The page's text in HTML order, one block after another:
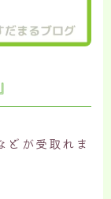
どが受取れま